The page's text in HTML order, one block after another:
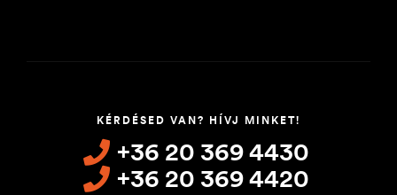
KÉRDÉSED VAN? HÍVJ MINKET!
+36 20 369 4430
+36 20 369 4420